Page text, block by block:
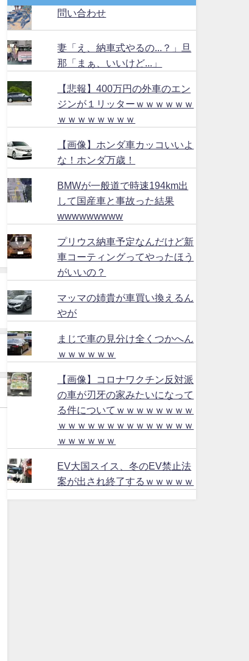
問い合わせ
妻「え、納車式やるの...？」旦
那「まぁ、いいけど...」
【悲報】400万円の外車のエン
ジンが１リッターｗｗｗｗｗｗ
ｗｗｗｗｗｗｗｗ
【画像】ホンダ車カッコいいよ
な！ホンダ万歳！
BMWが一般道で時速194km出
して国産車と事故った結果
wwwwwwwww
プリウス納車予定なんだけど新
車コーティングってやったほう
がいいの？
マッマの姉貴が車買い換えるん
やが
まじで車の見分け全くつかへん
ｗｗｗｗｗｗ
【画像】コロナワクチン反対派
の車が刃牙の家みたいになって
る件についてｗｗｗｗｗｗｗｗ
ｗｗｗｗｗｗｗｗｗｗｗｗｗｗ
ｗｗｗｗｗｗ
EV大国スイス、冬のEV禁止法
案が出され終了するｗｗｗｗｗ